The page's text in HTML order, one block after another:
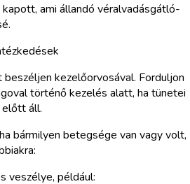
ami állandó véralvadásgátló-
kezelőorvosával. Forduljon
történő kezelés alatt, ha tünetei
áll.
bármilyen betegsége van vagy volt,
veszélye, például: